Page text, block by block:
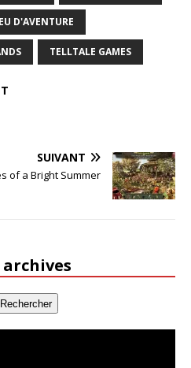
D'AVENTURE
TELLTALE GAMES
SUIVANT
of a Bright Summer
Rechercher